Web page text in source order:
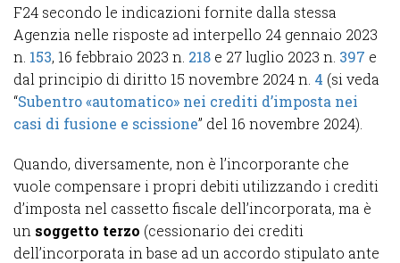
F24 secondo le indicazioni fornite dalla stessa
Agenzia nelle risposte ad interpello 24 gennaio 2023
n. 153, 16 febbraio 2023 n. 218 e 27 luglio 2023 n. 397 e
dal principio di diritto 15 novembre 2024 n. 4 (si veda
“Subentro «automatico» nei crediti d’imposta nei
casi di fusione e scissione” del 16 novembre 2024).
Quando, diversamente, non è l’incorporante che
vuole compensare i propri debiti utilizzando i crediti
d’imposta nel cassetto fiscale dell’incorporata, ma è
un soggetto terzo (cessionario dei crediti
dell’incorporata in base ad un accordo stipulato ante